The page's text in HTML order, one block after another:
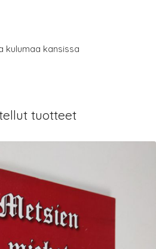
kulumaa kansissa
tuotteet